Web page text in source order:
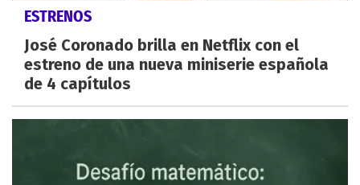
ESTRENOS
José Coronado brilla en Netflix con el
estreno de una nueva miniserie española
de 4 capítulos